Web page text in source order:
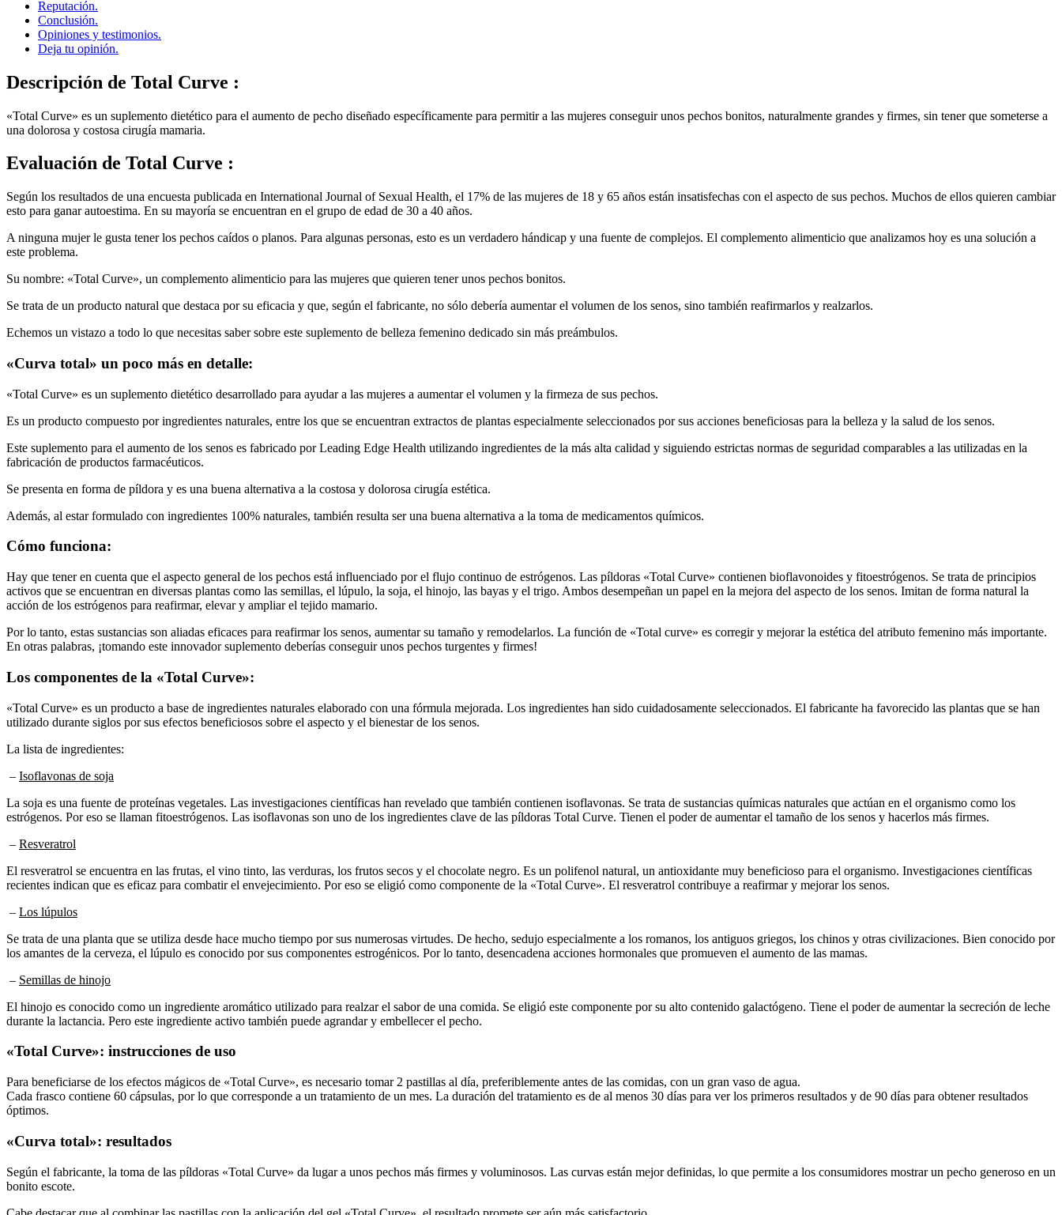
Reputación.
Conclusión.
Opiniones y testimonios.
Deja tu opinión.
Descripción de Total Curve :
«Total Curve» es un suplemento dietético para el aumento de pecho diseñado específicamente para permitir a las mujeres conseguir unos pechos bonitos, naturalmente grandes y firmes, sin tener que someterse a
una dolorosa y costosa cirugía mamaria.
Evaluación de Total Curve :
Según los resultados de una encuesta publicada en International Journal of Sexual Health, el 17% de las mujeres de 18 y 65 años están insatisfechas con el aspecto de sus pechos. Muchos de ellos quieren cambiar
esto para ganar autoestima. En su mayoría se encuentran en el grupo de edad de 30 a 40 años.
A ninguna mujer le gusta tener los pechos caídos o planos. Para algunas personas, esto es un verdadero hándicap y una fuente de complejos. El complemento alimenticio que analizamos hoy es una solución a
este problema.
Su nombre: «Total Curve», un complemento alimenticio para las mujeres que quieren tener unos pechos bonitos.
Se trata de un producto natural que destaca por su eficacia y que, según el fabricante, no sólo debería aumentar el volumen de los senos, sino también reafirmarlos y realzarlos.
Echemos un vistazo a todo lo que necesitas saber sobre este suplemento de belleza femenino dedicado sin más preámbulos.
«Curva total» un poco más en detalle:
«Total Curve» es un suplemento dietético desarrollado para ayudar a las mujeres a aumentar el volumen y la firmeza de sus pechos.
Es un producto compuesto por ingredientes naturales, entre los que se encuentran extractos de plantas especialmente seleccionados por sus acciones beneficiosas para la belleza y la salud de los senos.
Este suplemento para el aumento de los senos es fabricado por Leading Edge Health utilizando ingredientes de la más alta calidad y siguiendo estrictas normas de seguridad comparables a las utilizadas en la
fabricación de productos farmacéuticos.
Se presenta en forma de píldora y es una buena alternativa a la costosa y dolorosa cirugía estética.
Además, al estar formulado con ingredientes 100% naturales, también resulta ser una buena alternativa a la toma de medicamentos químicos.
Cómo funciona:
Hay que tener en cuenta que el aspecto general de los pechos está influenciado por el flujo continuo de estrógenos. Las píldoras «Total Curve» contienen bioflavonoides y fitoestrógenos. Se trata de principios
activos que se encuentran en diversas plantas como las semillas, el lúpulo, la soja, el hinojo, las bayas y el trigo. Ambos desempeñan un papel en la mejora del aspecto de los senos. Imitan de forma natural la
acción de los estrógenos para reafirmar, elevar y ampliar el tejido mamario.
Por lo tanto, estas sustancias son aliadas eficaces para reafirmar los senos, aumentar su tamaño y remodelarlos. La función de «Total curve» es corregir y mejorar la estética del atributo femenino más importante.
En otras palabras, ¡tomando este innovador suplemento deberías conseguir unos pechos turgentes y firmes!
Los componentes de la «Total Curve»:
«Total Curve» es un producto a base de ingredientes naturales elaborado con una fórmula mejorada. Los ingredientes han sido cuidadosamente seleccionados. El fabricante ha favorecido las plantas que se han
utilizado durante siglos por sus efectos beneficiosos sobre el aspecto y el bienestar de los senos.
La lista de ingredientes:
– Isoflavonas de soja
La soja es una fuente de proteínas vegetales. Las investigaciones científicas han revelado que también contienen isoflavonas. Se trata de sustancias químicas naturales que actúan en el organismo como los
estrógenos. Por eso se llaman fitoestrógenos. Las isoflavonas son uno de los ingredientes clave de las píldoras Total Curve. Tienen el poder de aumentar el tamaño de los senos y hacerlos más firmes.
– Resveratrol
El resveratrol se encuentra en las frutas, el vino tinto, las verduras, los frutos secos y el chocolate negro. Es un polifenol natural, un antioxidante muy beneficioso para el organismo. Investigaciones científicas
recientes indican que es eficaz para combatir el envejecimiento. Por eso se eligió como componente de la «Total Curve». El resveratrol contribuye a reafirmar y mejorar los senos.
– Los lúpulos
Se trata de una planta que se utiliza desde hace mucho tiempo por sus numerosas virtudes. De hecho, sedujo especialmente a los romanos, los antiguos griegos, los chinos y otras civilizaciones. Bien conocido por
los amantes de la cerveza, el lúpulo es conocido por sus componentes estrogénicos. Por lo tanto, desencadena acciones hormonales que promueven el aumento de las mamas.
– Semillas de hinojo
El hinojo es conocido como un ingrediente aromático utilizado para realzar el sabor de una comida. Se eligió este componente por su alto contenido galactógeno. Tiene el poder de aumentar la secreción de leche
durante la lactancia. Pero este ingrediente activo también puede agrandar y embellecer el pecho.
«Total Curve»: instrucciones de uso
Para beneficiarse de los efectos mágicos de «Total Curve», es necesario tomar 2 pastillas al día, preferiblemente antes de las comidas, con un gran vaso de agua.
Cada frasco contiene 60 cápsulas, por lo que corresponde a un tratamiento de un mes. La duración del tratamiento es de al menos 30 días para ver los primeros resultados y de 90 días para obtener resultados
óptimos.
«Curva total»: resultados
Según el fabricante, la toma de las píldoras «Total Curve» da lugar a unos pechos más firmes y voluminosos. Las curvas están mejor definidas, lo que permite a los consumidores mostrar un pecho generoso en un
bonito escote.